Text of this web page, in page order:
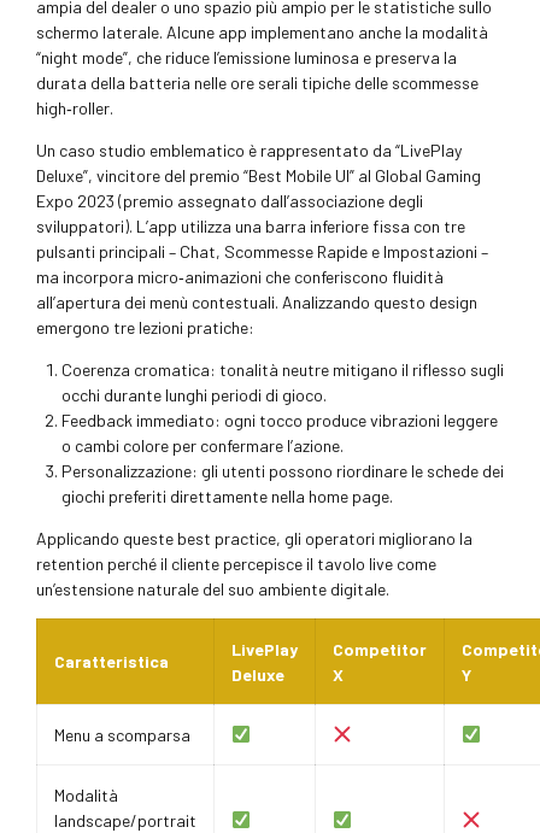
ampia del dealer o uno spazio più ampio per le statistiche sullo
schermo laterale. Alcune app implementano anche la modalità
“night mode”, che riduce l’emissione luminosa e preserva la
durata della batteria nelle ore serali tipiche delle scommesse
high‑roller.
Un caso studio emblematico è rappresentato da “LivePlay
Deluxe”, vincitore del premio “Best Mobile UI” al Global Gaming
Expo 2023 (premio assegnato dall’associazione degli
sviluppatori). L’app utilizza una barra inferiore fissa con tre
pulsanti principali – Chat, Scommesse Rapide e Impostazioni –
ma incorpora micro‑animazioni che conferiscono fluidità
all’apertura dei menù contestuali. Analizzando questo design
emergono tre lezioni pratiche:
Coerenza cromatica: tonalità neutre mitigano il riflesso sugli
occhi durante lunghi periodi di gioco.
Feedback immediato: ogni tocco produce vibrazioni leggere
o cambi colore per confermare l’azione.
Personalizzazione: gli utenti possono riordinare le schede dei
giochi preferiti direttamente nella home page.
Applicando queste best practice, gli operatori migliorano la
retention perché il cliente percepisce il tavolo live come
un’estensione naturale del suo ambiente digitale.
Caratteristica
LivePlay
Deluxe
Competitor
X
Y
Menu a scomparsa
Modalità
landscape/portrait